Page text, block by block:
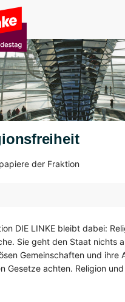
der Fraktion
DIE LINKE bleibt dabei:
Sie geht den Staat nichts
Gemeinschaften und ihre
Gesetze achten. Religion